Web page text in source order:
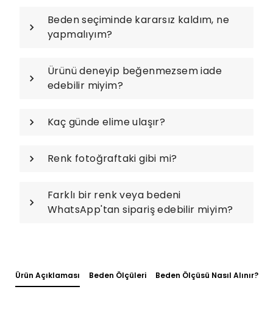
Beden seçiminde kararsız kaldım, ne
yapmalıyım?
Ürünü deneyip beğenmezsem iade
edebilir miyim?
Kaç günde elime ulaşır?
Renk fotoğraftaki gibi mi?
Farklı bir renk veya bedeni
WhatsApp'tan sipariş edebilir miyim?
Ürün Açıklaması Beden Ölçüleri Beden Ölçüsü Nasıl Alınır?